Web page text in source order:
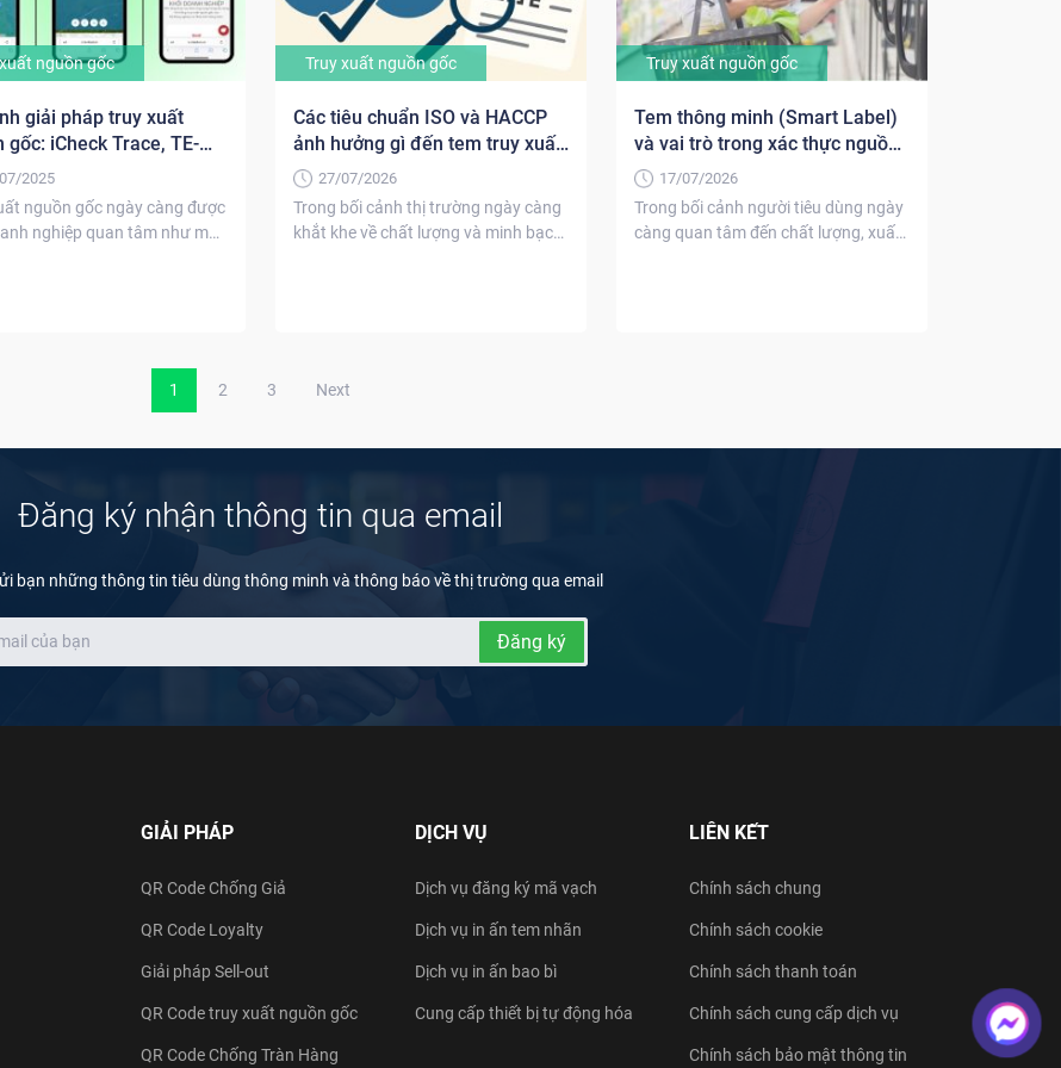
nguồn gốc
giải pháp truy xuất
gốc: iCheck Trace, TE-
CheckVN
2025
nguồn gốc ngày càng được
nghiệp quan tâm như một
Truy xuất nguồn gốc
Các tiêu chuẩn ISO và HACCP
ảnh hưởng gì đến tem truy xuất
sản phẩm?
27/07/2026
Trong bối cảnh thị trường ngày càng
khắt khe về chất lượng và minh bạch
Truy xuất nguồn gốc
Tem thông minh (Smart Label)
và vai trò trong xác thực nguồn
gốc17/07/2026
Trong bối cảnh người tiêu dùng ngày
càng quan tâm đến chất lượng, xuất
1 2 3 Next
Đăng ký nhận thông tin qua email
bạn những thông tin tiêu dùng thông minh và thông báo về thị trường qua email
Đăng ký
GIẢI PHÁP
QR Code Chống Giả
QR Code Loyalty
Giải pháp Sell-out
QR Code truy xuất nguồn gốc
QR Code Chống Tràn Hàng
DỊCH VỤ
Dịch vụ đăng ký mã vạch
Dịch vụ in ấn tem nhãn
Dịch vụ in ấn bao bì
Cung cấp thiết bị tự động hóa
LIÊN KẾT
Chính sách chung
Chính sách cookie
Chính sách thanh toán
Chính sách cung cấp dịch vụ
Chính sách bảo mật thông tin